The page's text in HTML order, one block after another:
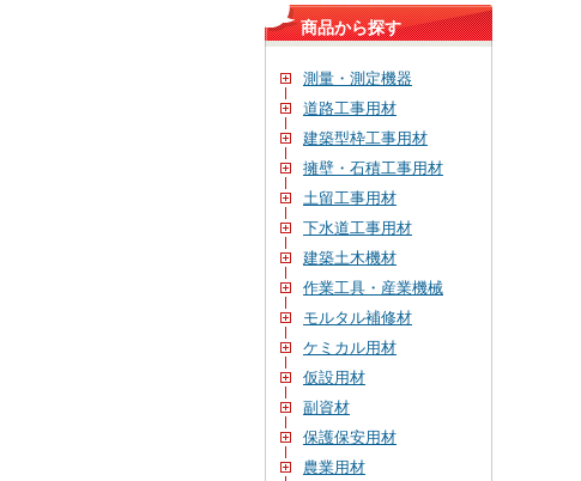
商品から探す
測量・測定機器
道路工事用材
建築型枠工事用材
擁壁・石積工事用材
土留工事用材
下水道工事用材
建築土木機材
作業工具・産業機械
モルタル補修材
ケミカル用材
仮設用材
副資材
保護保安用材
農業用材